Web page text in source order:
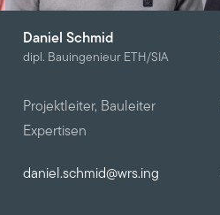
Daniel Schmid
dipl. Bauingenieur ETH/SIA
Projektleiter, Bauleiter
Expertisen
daniel.schmid@wrs.ing